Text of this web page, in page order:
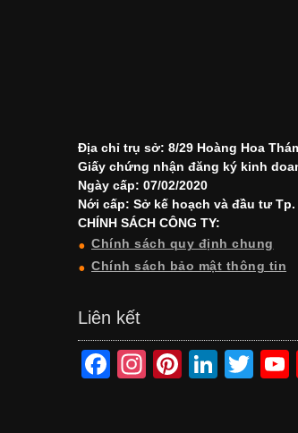
Địa chỉ trụ sở: 8/29 Hoàng Hoa
Giấy chứng nhận đăng ký kinh
Ngày cấp: 07/02/2020
Nới cấp: Sở kế hoạch và đầu tư Tp.
CHÍNH SÁCH CÔNG TY:
Chính sách quy định chung
Chính sách bảo mật thông tin
Liên kết
F
In
Pi
Li
T